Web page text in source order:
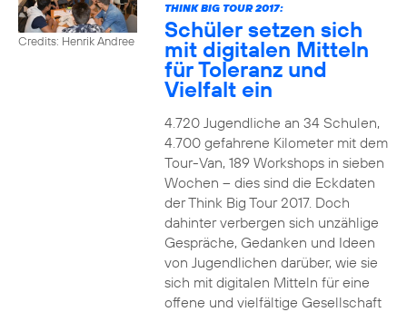
Credits: Henrik Andree
THINK BIG TOUR 2017:
Schüler setzen sich
mit digitalen Mitteln
für Toleranz und
Vielfalt ein
4.720 Jugendliche an 34 Schulen,
4.700 gefahrene Kilometer mit dem
Tour-Van, 189 Workshops in sieben
Wochen – dies sind die Eckdaten
der Think Big Tour 2017. Doch
dahinter verbergen sich unzählige
Gespräche, Gedanken und Ideen
von Jugendlichen darüber, wie sie
sich mit digitalen Mitteln für eine
offene und vielfältige Gesellschaft